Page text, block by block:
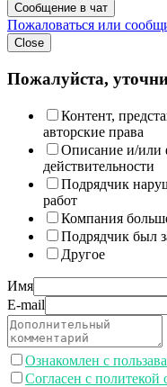
Сообщение в чат
Пожаловаться или
Close
Пожалуйста,
Контент,
авторские права
Описание и/или
действительности
Подрядчик
работ
Компания
Подрядчик был
Другое
Имя
E-mail
Ознакомлен с
Согласен с